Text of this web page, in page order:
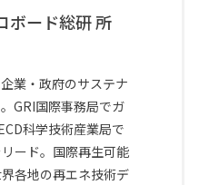
ボード総研 所
業・政府のサステナ
GRI国際事務局でガ
科学技術産業局で
ード。国際再生可能
各地の再エネ技術デ